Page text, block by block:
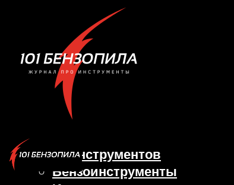
Виды инструментов
Бензоинструменты